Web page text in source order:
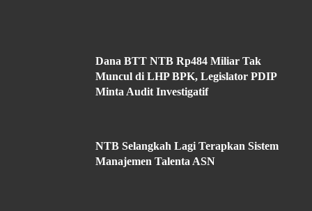
Dana BTT NTB Rp484 Miliar Tak
Muncul di LHP BPK, Legislator PDIP
Minta Audit Investigatif
NTB Selangkah Lagi Terapkan Sistem
Manajemen Talenta ASN